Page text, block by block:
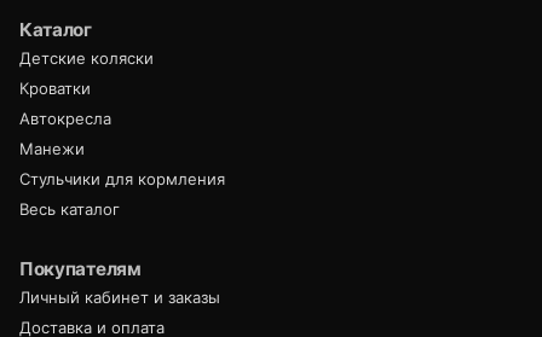
Каталог
Детские коляски
Кроватки
Автокресла
Манежи
Стульчики для кормления
Весь каталог
Покупателям
Личный кабинет и заказы
Доставка и оплата